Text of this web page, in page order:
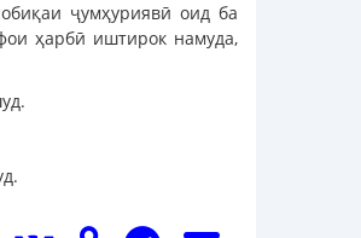
ҷумҳуриявӣ оид ба
ҳарбӣ иштирок намуда,